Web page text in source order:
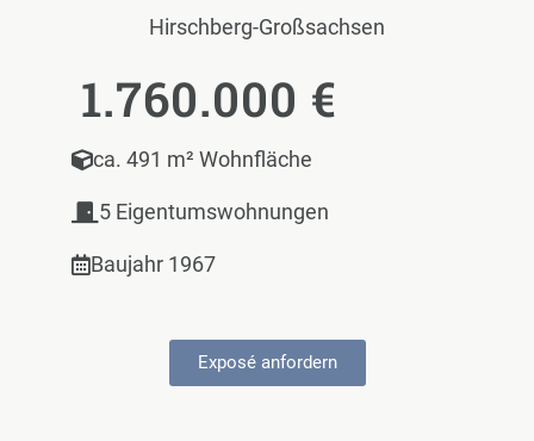
Hirschberg-Großsachsen
1.760.000 €
ca. 491 m² Wohnfläche
5 Eigentumswohnungen
Baujahr 1967
Exposé anfordern